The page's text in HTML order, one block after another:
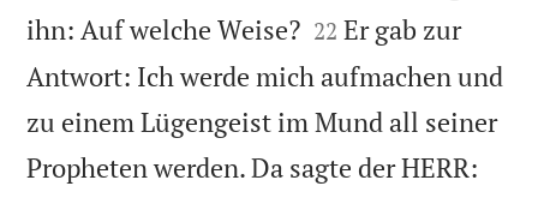
ihn: Auf welche Weise?
22 Er gab zur
Antwort: Ich werde mich aufmachen und
zu einem Lügengeist im Mund all seiner
Propheten werden. Da sagte der HERR: